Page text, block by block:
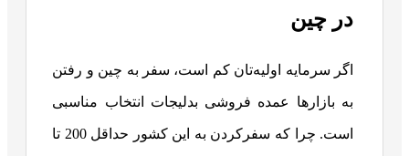
در چین
اگر سرمایه اولیه‌تان کم است، سفر به چین و رفتن
به بازارها عمده فروشی بدلیجات انتخاب مناسبی
است. چرا که سفرکردن به این کشور حداقل 200 تا